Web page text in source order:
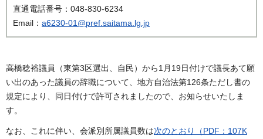
直通電話番号：048-830-6234
Email： a6230-01@pref.saitama.lg.jp
高橋稔裕議員（東第3区選出、自民）から1月19日付けで議長あて願
い出のあった議員の辞職について、地方自治法第126条ただし書の
規定により、同日付けで許可されましたので、お知らせいたしま
す。
なお、これに伴い、会派別所属議員数は次のとおり（PDF：107K